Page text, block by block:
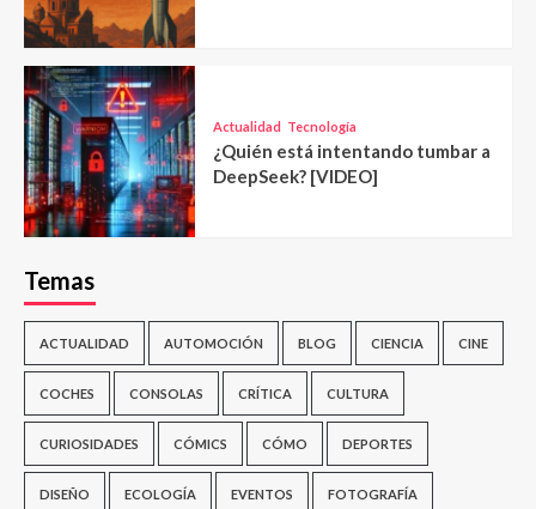
Actualidad Tecnología
¿Quién está intentando tumbar a
DeepSeek? [VIDEO]
Temas
ACTUALIDAD AUTOMOCIÓN BLOG CIENCIA CINE
COCHES CONSOLAS CRÍTICA CULTURA
CURIOSIDADES CÓMICS CÓMO DEPORTES
DISEÑO ECOLOGÍA EVENTOS FOTOGRAFÍA